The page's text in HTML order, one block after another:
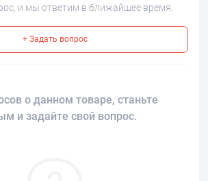
и мы ответим в ближайшее время.
+ Задать вопрос
о данном товаре, станьте
и задайте свой вопрос.